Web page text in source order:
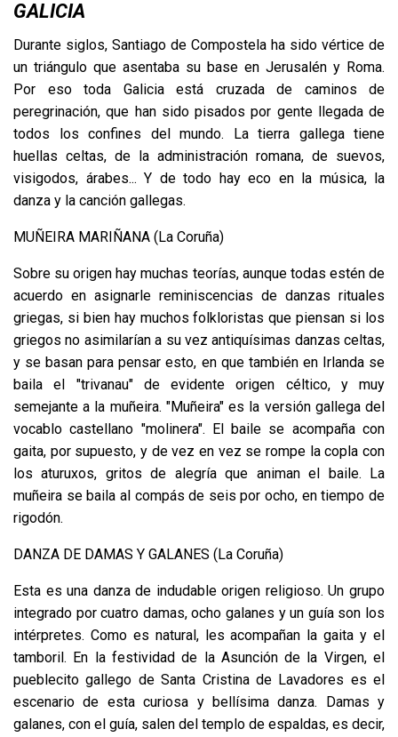
GALICIA
Durante siglos, Santiago de Compostela ha sido vértice de
un triángulo que asentaba su base en Jerusalén y Roma.
Por eso toda Galicia está cruzada de caminos de
peregrinación, que han sido pisados por gente llegada de
todos los confines del mundo. La tierra gallega tiene
huellas celtas, de la administración romana, de suevos,
visigodos, árabes... Y de todo hay eco en la música, la
danza y la canción gallegas.
MUÑEIRA MARIÑANA (La Coruña)
Sobre su origen hay muchas teorías, aunque todas estén de
acuerdo en asignarle reminiscencias de danzas rituales
griegas, si bien hay muchos folkloristas que piensan si los
griegos no asimilarían a su vez antiquísimas danzas celtas,
y se basan para pensar esto, en que también en Irlanda se
baila el "trivanau" de evidente origen céltico, y muy
semejante a la muñeira. "Muñeira" es la versión gallega del
vocablo castellano "molinera". El baile se acompaña con
gaita, por supuesto, y de vez en vez se rompe la copla con
los aturuxos, gritos de alegría que animan el baile. La
muñeira se baila al compás de seis por ocho, en tiempo de
rigodón.
DANZA DE DAMAS Y GALANES (La Coruña)
Esta es una danza de indudable origen religioso. Un grupo
integrado por cuatro damas, ocho galanes y un guía son los
intérpretes. Como es natural, les acompañan la gaita y el
tamboril. En la festividad de la Asunción de la Virgen, el
pueblecito gallego de Santa Cristina de Lavadores es el
escenario de esta curiosa y bellísima danza. Damas y
galanes, con el guía, salen del templo de espaldas, es decir,